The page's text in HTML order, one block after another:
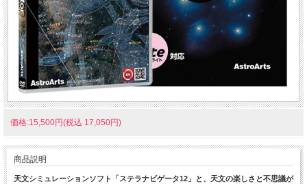
価格:15,500円(税込 17,050円)
商品説明
天文シミュレーションソフト「ステラナビゲータ12」と、天文の楽しさと不思議が